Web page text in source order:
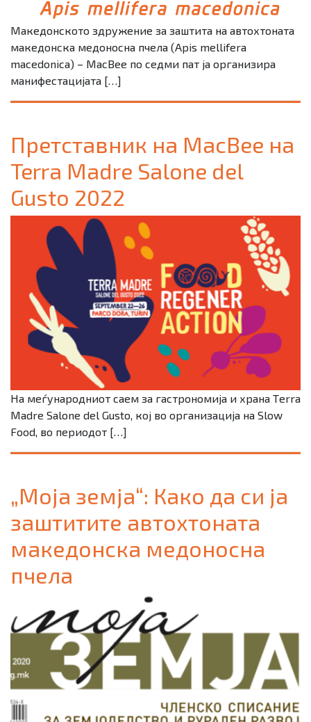
Македонското здружение за заштита на автохтоната
македонска медоносна пчела (Apis mellifera
macedonica) – MacBee по седми пат ја организира
манифестацијата […]
Претставник на MacBee на
Terra Madre Salone del
Gusto 2022
На меѓународниот саем за гастрономија и храна Тerra
Madre Salone del Gusto, кој во организација на Slow
Food, во периодот […]
„Моја земја“: Како да си ја
заштитите автохтоната
македонска медоносна
пчела